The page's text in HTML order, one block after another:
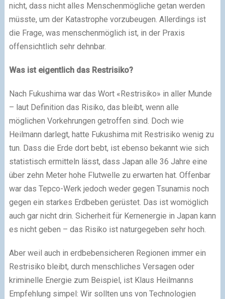
nicht, dass nicht alles Menschenmögliche getan werden
müsste, um der Katastrophe vorzubeugen. Allerdings ist
die Frage, was menschenmöglich ist, in der Praxis
offensichtlich sehr dehnbar.
Was ist eigentlich das Restrisiko?
Nach Fukushima war das Wort «Restrisiko» in aller Munde
– laut Definition das Risiko, das bleibt, wenn alle
möglichen Vorkehrungen getroffen sind. Doch wie
Heilmann darlegt, hatte Fukushima mit Restrisiko wenig zu
tun. Dass die Erde dort bebt, ist ebenso bekannt wie sich
statistisch ermitteln lässt, dass Japan alle 36 Jahre eine
über zehn Meter hohe Flutwelle zu erwarten hat. Offenbar
war das Tepco-Werk jedoch weder gegen Tsunamis noch
gegen ein starkes Erdbeben gerüstet. Das ist womöglich
auch gar nicht drin. Sicherheit für Kernenergie in Japan kann
es nicht geben – das Risiko ist naturgegeben sehr hoch.
Aber weil auch in erdbebensicheren Regionen immer ein
Restrisiko bleibt, durch menschliches Versagen oder
kriminelle Energie zum Beispiel, ist Klaus Heilmanns
Empfehlung simpel: Wir sollten uns von Technologien